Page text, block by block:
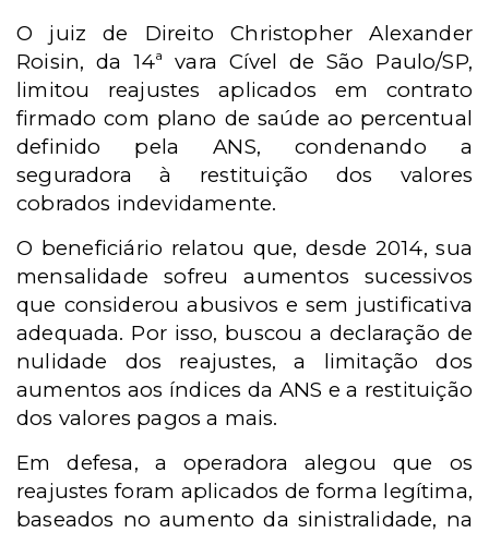
O juiz de Direito Christopher Alexander
Roisin, da 14ª vara Cível de São Paulo/SP,
limitou reajustes aplicados em contrato
firmado com plano de saúde ao percentual
definido pela ANS, condenando a
seguradora à restituição dos valores
cobrados indevidamente.
O beneficiário relatou que, desde 2014, sua
mensalidade sofreu aumentos sucessivos
que considerou abusivos e sem justificativa
adequada. Por isso, buscou a declaração de
nulidade dos reajustes, a limitação dos
aumentos aos índices da ANS ea restituição
dos valores pagos a mais.
Em defesa, a operadora alegou que os
reajustes foram aplicados de forma legítima,
baseados no aumento da sinistralidade, na